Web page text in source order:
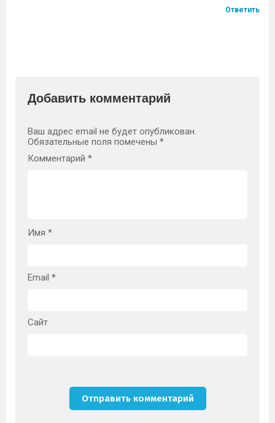
Ответить
Добавить комментарий
Ваш адрес email не будет опубликован.
Обязательные поля помечены *
Комментарий *
Имя *
Email *
Сайт